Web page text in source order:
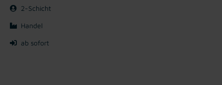
2-Schicht
Handel
ab sofort